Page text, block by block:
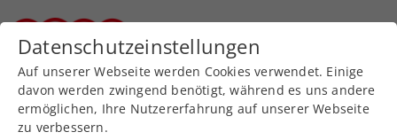
Zurück zur Newsübersicht
Turniere
Datenschutzeinstellungen
Auf unserer Webseite werden Cookies verwendet. Einige
davon werden zwingend benötigt, während es uns andere
ermöglichen, Ihre Nutzererfahrung auf unserer Webseite
zu verbessern.